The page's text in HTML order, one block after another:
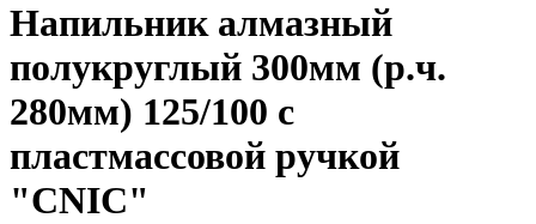
Напильник алмазный
полукруглый 300мм (р.ч.
280мм) 125/100 с
пластмассовой ручкой
"CNIC"